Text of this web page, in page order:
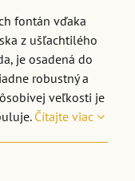
fontán vďaka
z ušľachtilého
je osadená do
robustný a
veľkosti je
Čítajte viac